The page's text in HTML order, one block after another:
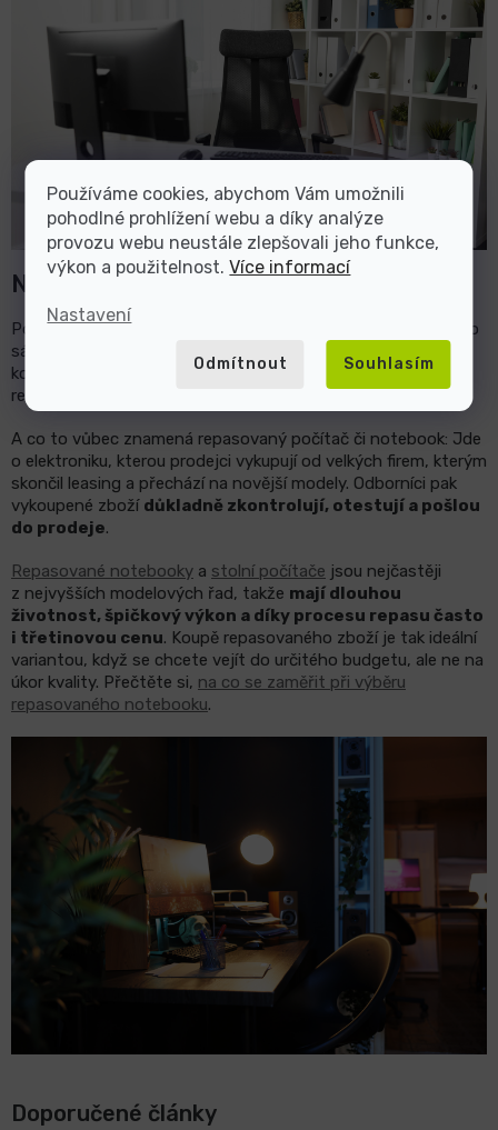
Používáme cookies, abychom Vám umožnili
pohodlné prohlížení webu a díky analýze
provozu webu neustále zlepšovali jeho funkce,
výkon a použitelnost.Více informací
Nastavení
Odmítnout Souhlasím
Nový nebo repasovaný?
Pokud jste se rozhodli, jestli dáte přednost notebooku, nebo
sáhnete po stolním počítači, čeká vás rozhodnutí, jestli
koupit zcela nové zařízení, nebo zvolit repasované. Výhodou
repasovaného zboží je
A co to vůbec znamená repasovaný počítač či notebook: Jde
o elektroniku, kterou prodejci vykupují od velkých firem, kterým
skončil leasing a přechází na novější modely. Odborníci pak
vykoupené zboží důkladně zkontrolují, otestují a pošlou
do prodeje.
Repasované notebooky a stolní počítače jsou nejčastěji
z nejvyšších modelových řad, takže mají dlouhou
životnost, špičkový výkon a díky procesu repasu často
i třetinovou cenu. Koupě repasovaného zboží je tak ideální
variantou, když se chcete vejít do určitého budgetu, ale ne na
úkor kvality. Přečtěte si, na co se zaměřit při výběru
repasovaného notebooku.
Doporučené články